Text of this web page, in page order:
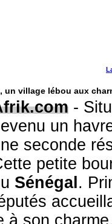
un village lébou aux
-
un
seconde
petite
Sénégal .